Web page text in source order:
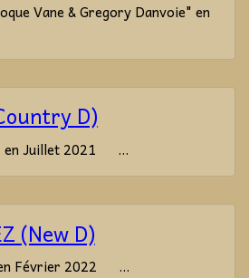
Vane & Gregory Danvoie" en
D)
en Juillet 2021 ...
(New D)
Février 2022 ...